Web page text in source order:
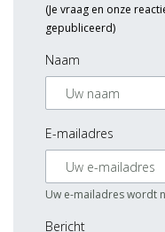
(Je vraag en onze
gepubliceerd)
Naam
E-mailadres
Uw e-mailadres wordt
Bericht